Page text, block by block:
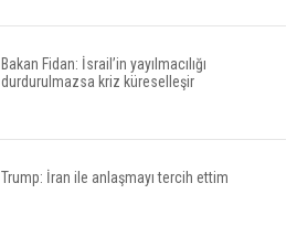
Bakan Fidan: İsrail’in yayılmacılığı
durdurulmazsa kriz küreselleşir
Trump: İran ile anlaşmayı tercih ettim